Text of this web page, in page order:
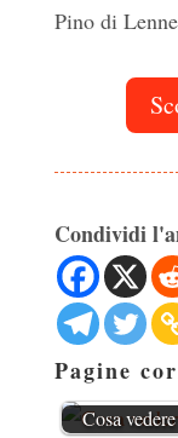
Pino di
Condividi
Pagine
Cosa